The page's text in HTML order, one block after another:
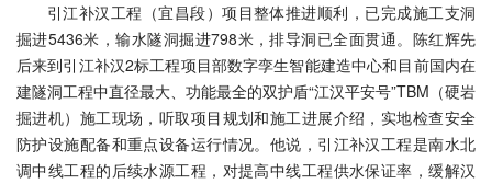
引江补汉工程（宜昌段）项目整体推进顺利，已完成施工支洞
掘进5436米，输水隧洞掘进798米，排导洞已全面贯通。陈红辉先
后来到引江补汉2标工程项目部数字孪生智能建造中心和目前国内在
建隧洞工程中直径最大、功能最全的双护盾“江汉平安号”TBM（硬岩
掘进机）施工现场，听取项目规划和施工进展介绍，实地检查安全
防护设施配备和重点设备运行情况。他说，引江补汉工程是南水北
调中线工程的后续水源工程，对提高中线工程供水保证率，缓解汉